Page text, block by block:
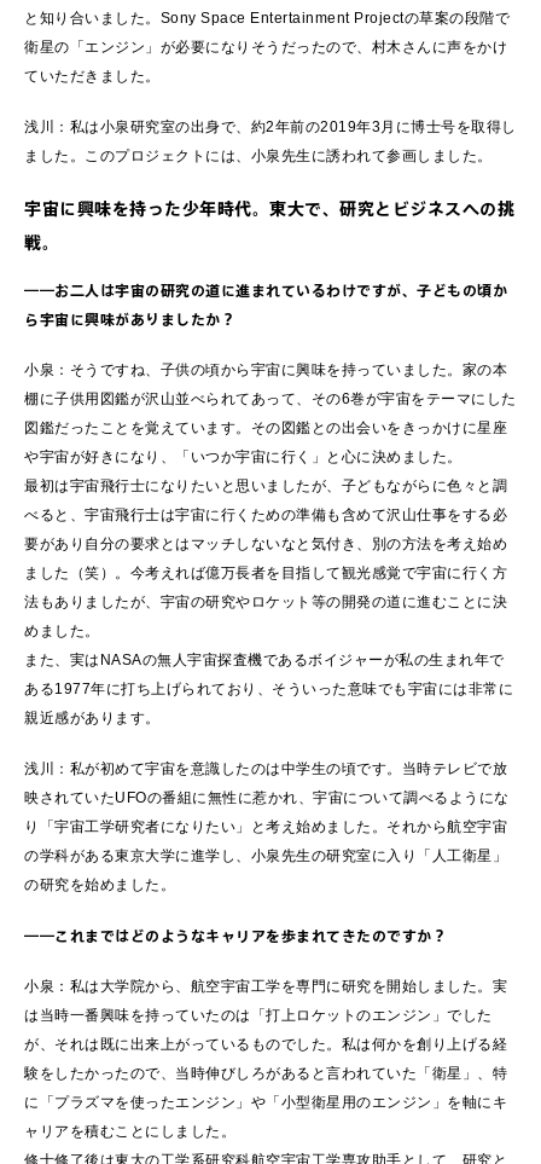
と知り合いました。Sony Space Entertainment Projectの草案の段階で
衛星の「エンジン」が必要になりそうだったので、村木さんに声をかけ
ていただきました。
浅川：私は小泉研究室の出身で、約2年前の2019年3月に博士号を取得し
ました。このプロジェクトには、小泉先生に誘われて参画しました。
宇宙に興味を持った少年時代。東大で、研究とビジネスへの挑
戦。
――お二人は宇宙の研究の道に進まれているわけですが、子どもの頃か
ら宇宙に興味がありましたか？
小泉：そうですね、子供の頃から宇宙に興味を持っていました。家の本
棚に子供用図鑑が沢山並べられてあって、その6巻が宇宙をテーマにした
図鑑だったことを覚えています。その図鑑との出会いをきっかけに星座
や宇宙が好きになり、「いつか宇宙に行く」と心に決めました。
最初は宇宙飛行士になりたいと思いましたが、子どもながらに色々と調
べると、宇宙飛行士は宇宙に行くための準備も含めて沢山仕事をする必
要があり自分の要求とはマッチしないなと気付き、別の方法を考え始め
ました（笑）。今考えれば億万長者を目指して観光感覚で宇宙に行く方
法もありましたが、宇宙の研究やロケット等の開発の道に進むことに決
めました。
また、実はNASAの無人宇宙探査機であるボイジャーが私の生まれ年で
ある1977年に打ち上げられており、そういった意味でも宇宙には非常に
親近感があります。
浅川：私が初めて宇宙を意識したのは中学生の頃です。当時テレビで放
映されていたUFOの番組に無性に惹かれ、宇宙について調べるようにな
り「宇宙工学研究者になりたい」と考え始めました。それから航空宇宙
の学科がある東京大学に進学し、小泉先生の研究室に入り「人工衛星」
の研究を始めました。
――これまではどのようなキャリアを歩まれてきたのですか？
小泉：私は大学院から、航空宇宙工学を専門に研究を開始しました。実
は当時一番興味を持っていたのは「打上ロケットのエンジン」でした
が、それは既に出来上がっているものでした。私は何かを創り上げる経
験をしたかったので、当時伸びしろがあると言われていた「衛星」、特
に「プラズマを使ったエンジン」や「小型衛星用のエンジン」を軸にキ
ャリアを積むことにしました。